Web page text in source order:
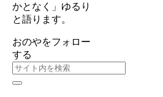
かとなく」ゆるり
と語ります。
おのやをフォロー
する